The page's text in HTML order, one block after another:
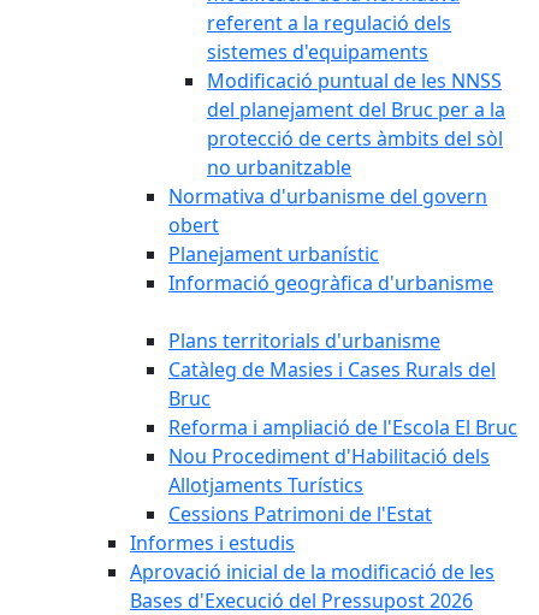
referent a la regulació dels
sistemes d'equipaments
Modificació puntual de les NNSS
del planejament del Bruc per a la
protecció de certs àmbits del sòl
no urbanitzable
Normativa d'urbanisme del govern
obert
Planejament urbanístic
Informació geogràfica d'urbanisme
Plans territorials d'urbanisme
Catàleg de Masies i Cases Rurals del
Bruc
Reforma i ampliació de l'Escola El Bruc
Nou Procediment d'Habilitació dels
Allotjaments Turístics
Cessions Patrimoni de l'Estat
Informes i estudis
Aprovació inicial de la modificació de les
Bases d'Execució del Pressupost 2026